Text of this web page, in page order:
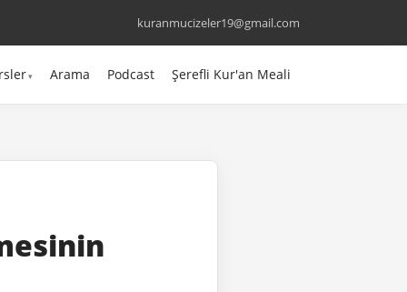
kuranmucizeler19@gmail.com
Arama Podcast Şerefli Kur'an Meali